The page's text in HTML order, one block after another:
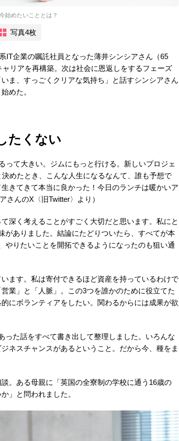
始めたいこととは？
写真4枚
IT企業の嘱託社員となった薄井シンシアさん（65
リアを再構築。次は社会に恩返しをするフェーズ
ま、すっごくクリアな気持ち」と話すシンシアさん
めた。
たくない
って大きい。ジムにもっと行ける。新しいプロジェ
めたとき、こんな人生になるなんて、誰も予想で
きてきて本当に良かった！今日のランチは暖かいア
さんのX〈旧Twitter〉より）
深く考えることがすごく大切だと思います。私にと
がありました。結論にたどりついたら、すべてが本
やりたいことを開拓できるようになったのも狙い通
ます。私は寄付できるほど資産を持っているわけで
業」と「人脈」。この3つを誰かのために役立てた
にボランティアをしたい。関わるからには成果が欲
った話をすべて書き出して整理しました。いろんな
ネスチャンスがあるということ。だから今、種をま
。ある母親に「英国の全寮制の学校に通う16歳の
」と問われました。